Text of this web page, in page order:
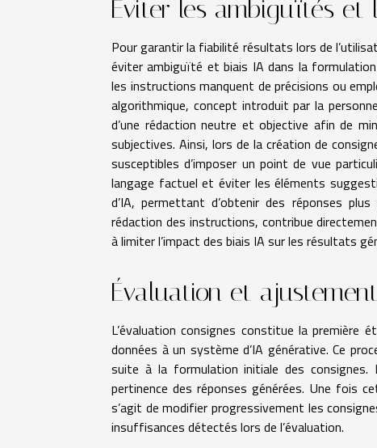
Éviter les ambiguïtés et
Pour garantir la fiabilité résultats lors de
éviter ambiguïté et biais IA dans la
les instructions manquent de précisions ou
algorithmique, concept introduit par la
d’une rédaction neutre et objective afin de
subjectives. Ainsi, lors de la création de
susceptibles d’imposer un point de vue
langage factuel et éviter les éléments
d’IA, permettant d’obtenir des réponses
rédaction des instructions, contribue
à limiter l’impact des biais IA sur les résultats
Évaluation et
L’évaluation consignes constitue la première
données à un système d’IA générative. Ce
suite à la formulation initiale des
pertinence des réponses générées. Une fois
s’agit de modifier progressivement les
insuffisances détectés lors de l’évaluation.